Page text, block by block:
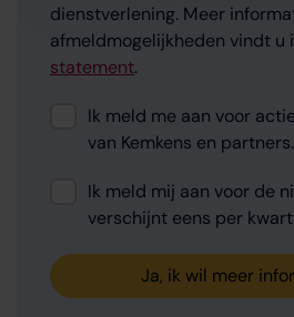
dienstverlening. Meer
afmeldmogelijkheden vindt u
statement.
ConsentIk meld me aan voor
van Kemkens en partners.
ConsentIk meld mij aan voor de
verschijnt eens per
Ja, ik wil meer